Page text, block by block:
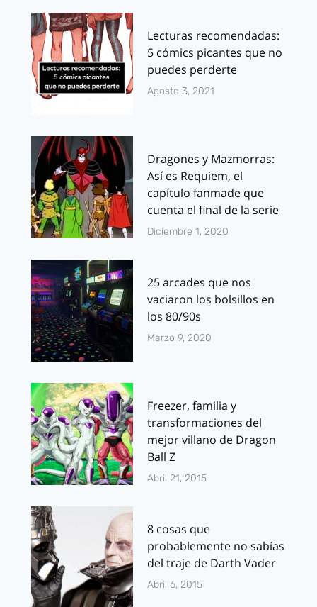
Lecturas recomendadas:
5 cómics picantes que no
puedes perderte
Agosto 3, 2021
Dragones y Mazmorras:
Así es Requiem, el
capítulo fanmade que
cuenta el final de la serie
Diciembre 1, 2020
25 arcades que nos
vaciaron los bolsillos en
los 80/90s
Marzo 9, 2020
Freezer, familia y
transformaciones del
mejor villano de Dragon
Ball Z
Abril 21, 2015
8 cosas que
probablemente no sabías
del traje de Darth Vader
Abril 6, 2015